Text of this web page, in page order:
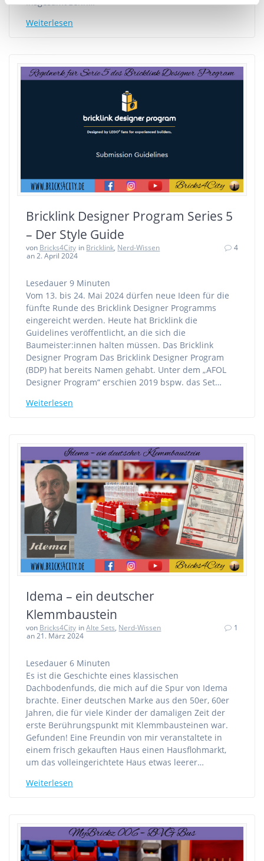
Weiterlesen
Bricklink Designer Program Series 5
– Der Style Guide
von Bricks4City in Bricklink, Nerd-Wissen
an 2. April 2024
4
Lesedauer 9 Minuten
Vom 13. bis 24. Mai 2024 dürfen neue Ideen für die
fünfte Runde des Bricklink Designer Programms
eingereicht werden. Heute hat Bricklink die
Guidelines veröffentlicht, an die sich die
Baumeister:innen halten müssen. Das Bricklink
Designer Program Das Bricklink Designer Program
(BDP) hat bereits Namen gehabt. Unter dem „AFOL
Designer Program“ erschien 2019 bspw. das Set…
Weiterlesen
Idema – ein deutscher
Klemmbaustein
von Bricks4City inAlte Sets, Nerd-Wissen
an 21. März 2024
1
Lesedauer 6 Minuten
Es ist die Geschichte eines klassischen
Dachbodenfunds, die mich auf die Spur von Idema
brachte. Einer deutschen Marke aus den 50er, 60er
Jahren, die für viele Kinder der damaligen Zeit der
erste Berührungspunkt mit Klemmbausteinen war.
Gefunden! Eine Freundin von mir veranstaltete in
einem frisch gekauften Haus einen Hausflohmarkt,
um das volleingerichtete Haus etwas leerer…
Weiterlesen